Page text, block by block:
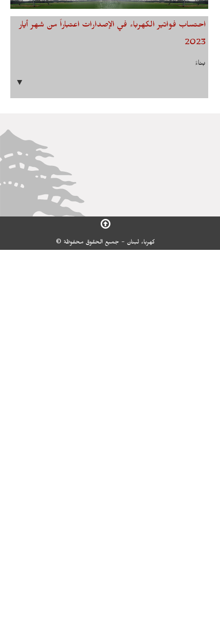
احتساب فواتير الكهرباء في الإصدارات اعتباراً من شهر أيار
2023
بناءً
▼
كهرباء لبنان - جميع الحقوق محفوظة ©